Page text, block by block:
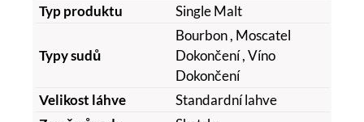
Typ produktu
Single Malt
Typy sudů
Bourbon, Moscatel
Dokončení, Víno
Dokončení
Velikost láhve
Standardní lahve